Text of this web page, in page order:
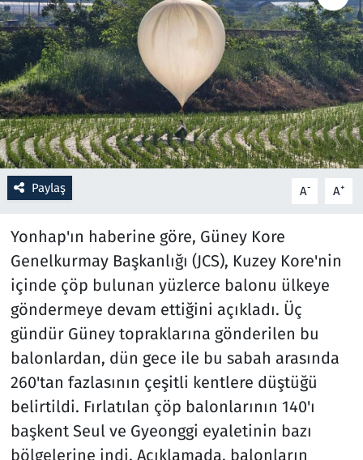
Paylaş A- A+
Yonhap'ın haberine göre, Güney Kore
Genelkurmay Başkanlığı (JCS), Kuzey Kore'nin
içinde çöp bulunan yüzlerce balonu ülkeye
göndermeye devam ettiğini açıkladı. Üç
gündür Güney topraklarına gönderilen bu
balonlardan, dün gece ile bu sabah arasında
260'tan fazlasının çeşitli kentlere düştüğü
belirtildi. Fırlatılan çöp balonlarının 140'ı
başkent Seul ve Gyeonggi eyaletinin bazı
bölgelerine indi. Açıklamada, balonların
Ramazan
Resmi İlanlar
Rüya Tabirleri
Sağlık
Savunma Sanayi
Seçim 2023
Spor
Teknoloji ve Bilim
Televizyon